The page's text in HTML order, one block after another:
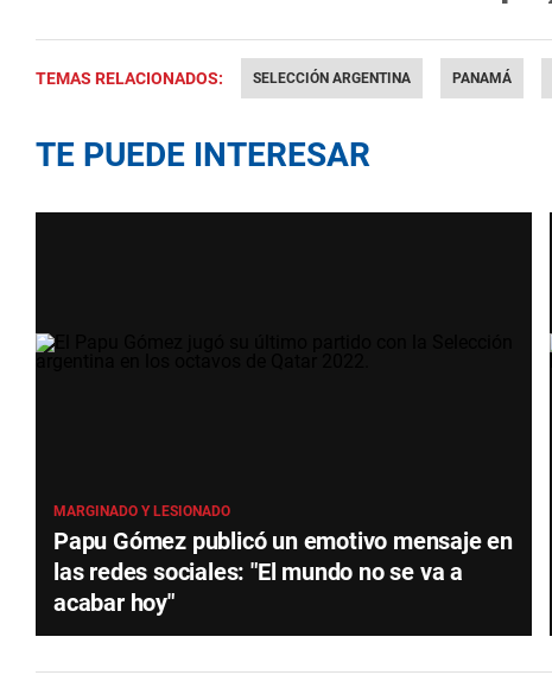
TEMAS RELACIONADOS: SELECCIÓN ARGENTINA PANAMÁ
TE PUEDE INTERESAR
MARGINADO Y LESIONADO
Papu Gómez publicó un emotivo mensaje en
las redes sociales: "El mundo no se va a
acabar hoy"